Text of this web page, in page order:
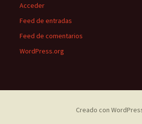
Acceder
Feed de entradas
Feed de comentarios
WordPress.org
Creado con